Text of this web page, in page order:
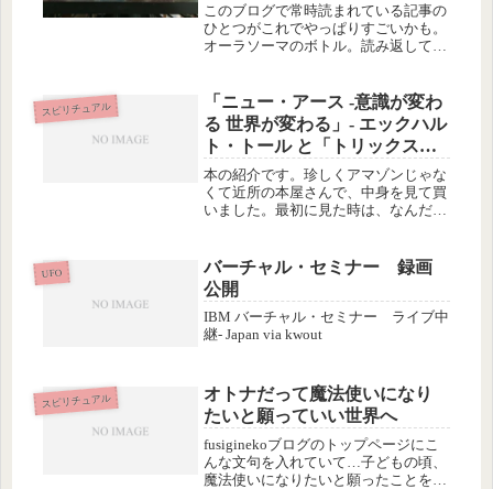
このブログで常時読まれている記事の
ひとつがこれでやっぱりすごいかも。
オーラソーマのボトル。読み返してみ
スピリチュアル
「ニュー・アース -意識が変わ
る 世界が変わる」- エックハル
ト・トール と「トリックスタ
ーから、空へ」 -太田光
本の紹介です。珍しくアマゾンじゃな
くて近所の本屋さんで、中身を見て買
いました。最初に見た時は、なんだか
しまって、そんなに気になるなら買っ
たらいいじゃん！と思って買ってきま
し...
UFO
バーチャル・セミナー 録画
公開
IBM バーチャル・セミナー ライブ中
継- Japan via kwout
スピリチュアル
オトナだって魔法使いになり
たいと願っていい世界へ
fusiginekoブログのトップページにこ
んな文句を入れていて…子どもの頃、
魔法使いになりたいと願ったことを覚